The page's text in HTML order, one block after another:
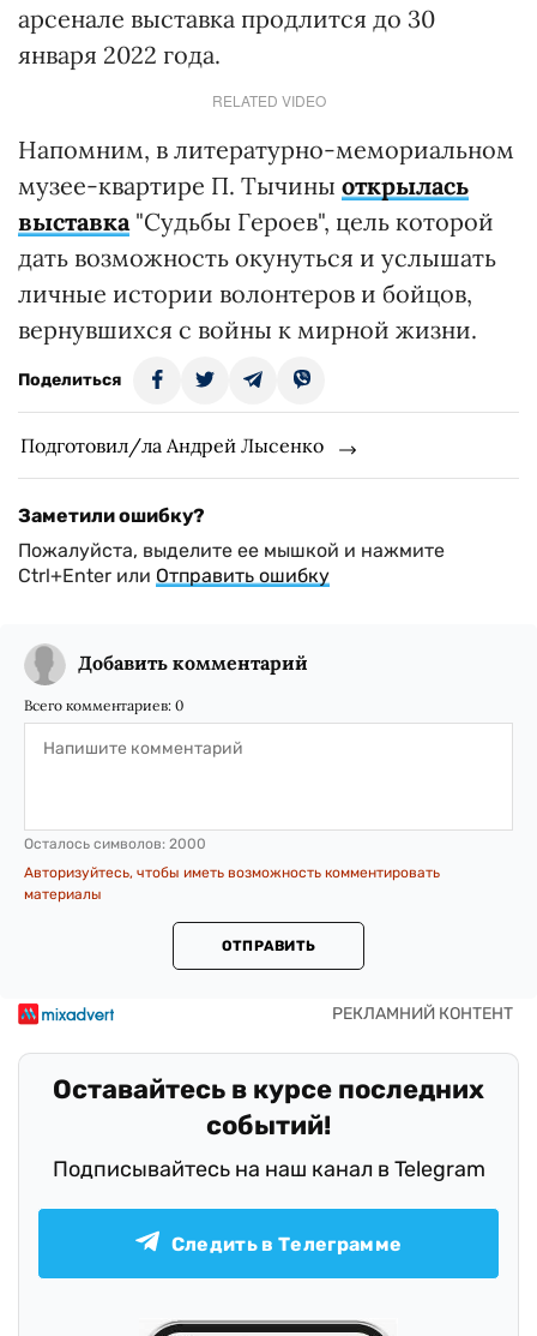
арсенале выставка продлится до 30
января 2022 года.
RELATED VIDEO
Напомним, в литературно-мемориальном
музее-квартире П. Тычины открылась
выставка"Судьбы Героев", цель которой
дать возможность окунуться и услышать
личные истории волонтеров и бойцов,
вернувшихся с войны к мирной жизни.
Поделиться
Подготовил/ла Андрей Лысенко
Заметили ошибку?
Пожалуйста, выделите ее мышкой и нажмите
Ctrl+Enter или Отправить ошибку
Добавить комментарий
Всего комментариев: 0
Осталось символов: 2000
Авторизуйтесь, чтобы иметь возможность комментировать
материалы
ОТПРАВИТЬ
Оставайтесь в курсе последних
событий!
Подписывайтесь на наш канал в Telegram
Следить в Телеграмме